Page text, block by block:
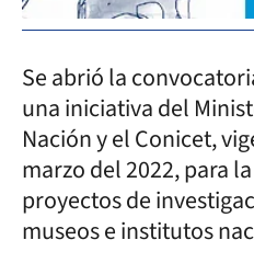
Se abrió la
una iniciativa del
Nación y el Conicet,
marzo del 2022, para
proyectos de
museos e institutos